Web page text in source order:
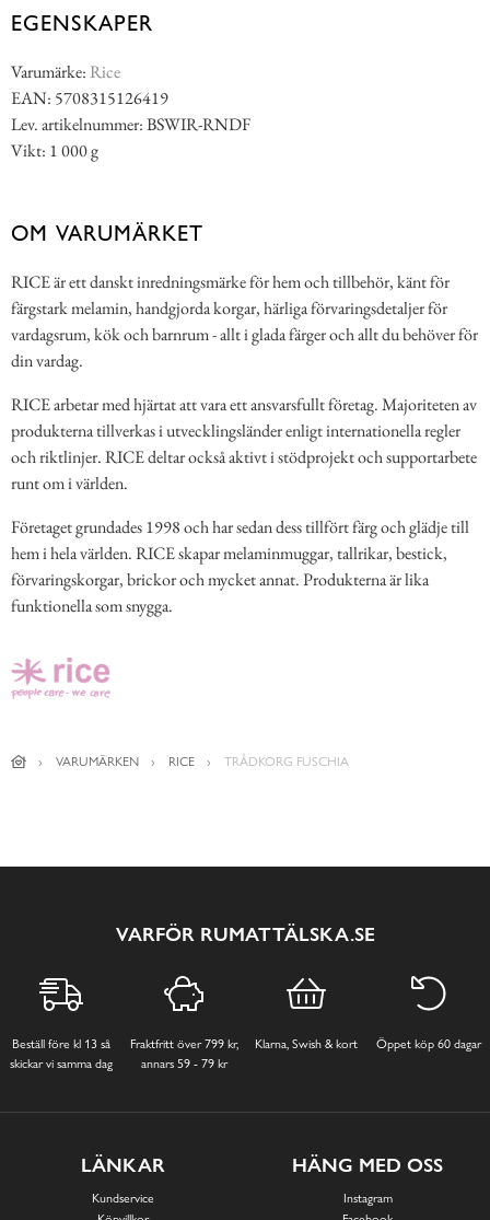
EGENSKAPER
Varumärke: Rice
EAN: 5708315126419
Lev. artikelnummer: BSWIR-RNDF
Vikt: 1 000 g
OM VARUMÄRKET
RICE är ett danskt inredningsmärke för hem och tillbehör, känt för
färgstark melamin, handgjorda korgar, härliga förvaringsdetaljer för
vardagsrum, kök och barnrum - allt i glada färger och allt du behöver för
din vardag.
RICE arbetar med hjärtat att vara ett ansvarsfullt företag. Majoriteten av
produkterna tillverkas i utvecklingsländer enligt internationella regler
och riktlinjer. RICE deltar också aktivt i stödprojekt och supportarbete
runt om i världen.
Företaget grundades 1998 och har sedan dess tillfört färg och glädje till
hem i hela världen. RICE skapar melaminmuggar, tallrikar, bestick,
förvaringskorgar, brickor och mycket annat. Produkterna är lika
funktionella som snygga.
VARUMÄRKEN RICE TRÅDKORG FUSCHIA
VARFÖR RUMATTÄLSKA.SE
Beställ före kl 13 så
skickar vi samma dag
Fraktfritt över 799 kr,
annars 59 - 79 kr
Klarna, Swish & kort Öppet köp 60 dagar
LÄNKAR
Kundservice
HÄNG MED OSS
Instagram